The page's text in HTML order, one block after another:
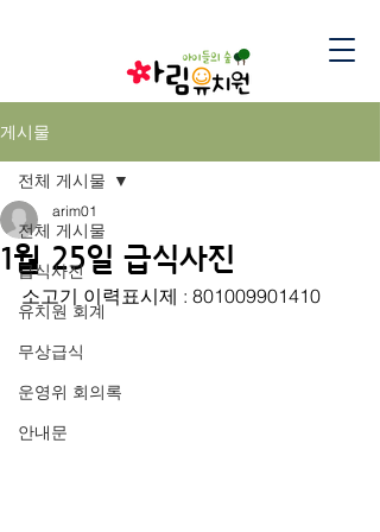
게시물
전체 게시물
급식사진
유치원 회계
무상급식
운영위 회의록
안내문
전체 게시물
1월 25일 급식사진
arim01
소고기 이력표시제 : 801009901410